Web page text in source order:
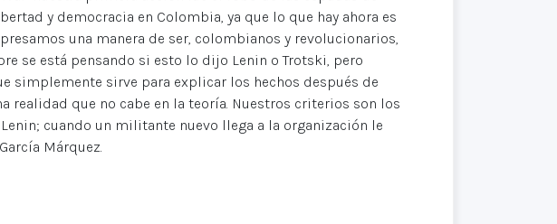
y democracia en Colombia, ya que lo que hay ahora es
una manera de ser, colombianos y revolucionarios,
se está pensando si esto lo dijo Lenin o Trotski, pero
simplemente sirve para explicar los hechos después de
realidad que no cabe en la teoría. Nuestros criterios son los
cuando un militante nuevo llega a la organización le
Márquez.